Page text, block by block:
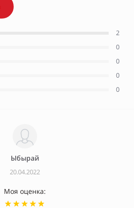
2
0
0
0
0
Ыбырай
20.04.2022
Моя оценка: